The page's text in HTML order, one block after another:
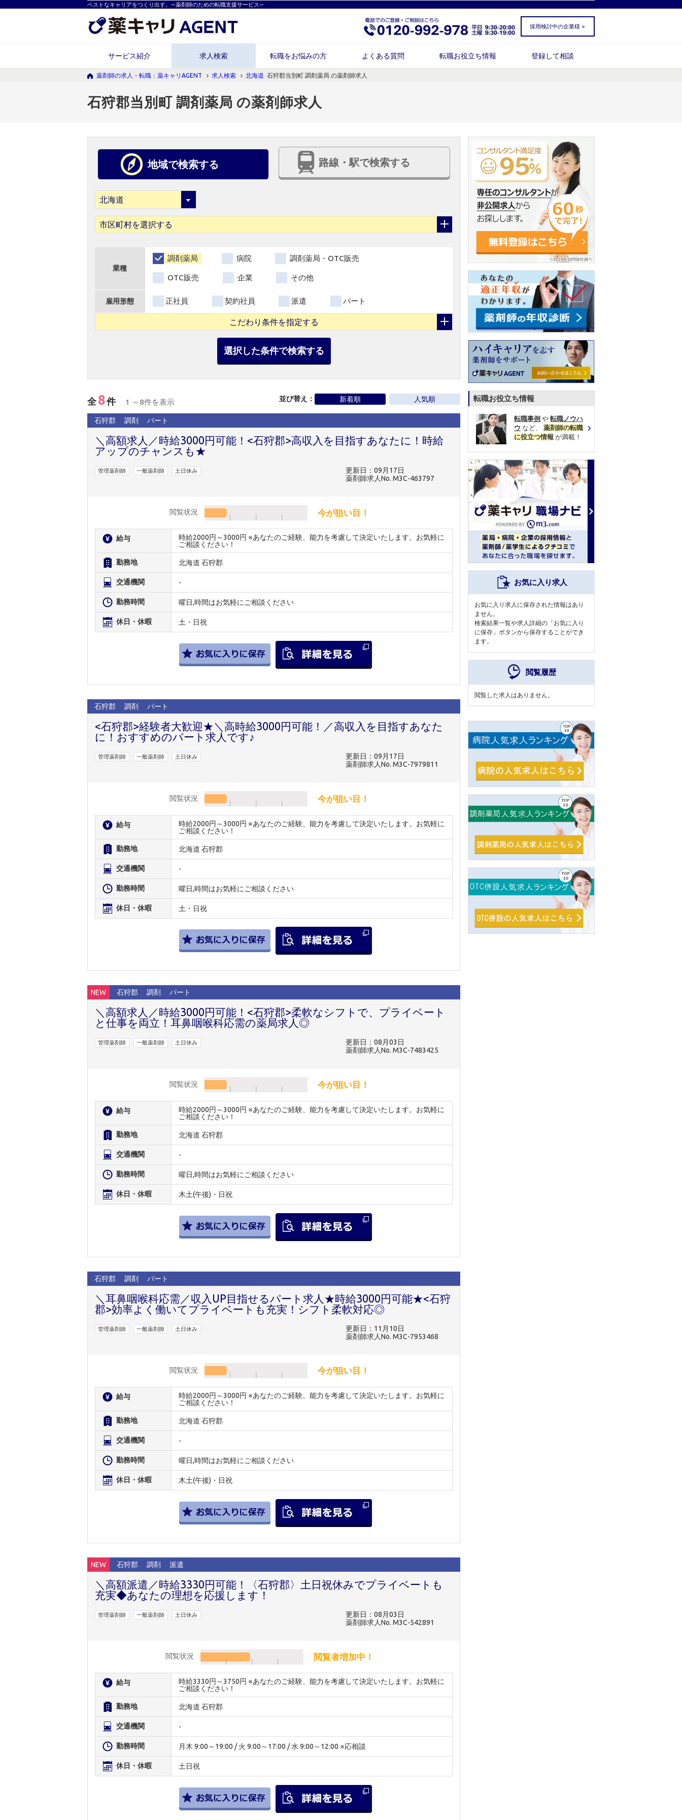
ベストなキャリアをつくり出す。―薬剤師のための転職支援サービス―
採用検討中の企業様 >
サービス紹介 求人検索 転職をお悩みの方 よくある質問 転職お役立ち情報 登録して相談
薬剤師の求人・転職：薬キャリAGENT 求人検索 北海道 石狩郡当別町 調剤薬局 の薬剤師求人
石狩郡当別町 調剤薬局 の薬剤師求人
地域で検索する 路線・駅で検索する
市区町村を選択する
業種
調剤薬局 病院 調剤薬局・OTC販売
OTC販売 企業 その他
雇用形態 正社員 契約社員 派遣 パート
こだわり条件を指定する
選択した条件で検索する
全 8件 1 ～8件を表示 並び替え： 新着順 人気順
石狩郡 調剤 パート
＼高額求人／時給3000円可能！<石狩郡>高収入を目指すあなたに！時給
アップのチャンスも★
管理薬剤師 一般薬剤師 土日休み
更新日：09月17日
薬剤師求人No. M3C-463797
閲覧状況 今が狙い目！
給与
時給2000円～3000円 ※あなたのご経験、能力を考慮して決定いたします。お気軽に
ご相談ください！
勤務地 北海道 石狩郡
交通機関 -
勤務時間 曜日,時間はお気軽にご相談ください
休日・休暇 土・日祝
石狩郡 調剤 パート
<石狩郡>経験者大歓迎★＼高時給3000円可能！／高収入を目指すあなた
に！おすすめのパート求人です♪
管理薬剤師 一般薬剤師 土日休み
更新日：09月17日
薬剤師求人No. M3C-7979811
閲覧状況 今が狙い目！
給与
時給2000円～3000円 ※あなたのご経験、能力を考慮して決定いたします。お気軽に
ご相談ください！
勤務地 北海道 石狩郡
交通機関 -
勤務時間 曜日,時間はお気軽にご相談ください
休日・休暇 土・日祝
NEW 石狩郡 調剤 パート
＼高額求人／時給3000円可能！<石狩郡>柔軟なシフトで、プライベート
と仕事を両立！耳鼻咽喉科応需の薬局求人◎
管理薬剤師 一般薬剤師 土日休み
更新日：08月03日
薬剤師求人No. M3C-7483425
閲覧状況 今が狙い目！
給与
時給2000円～3000円 ※あなたのご経験、能力を考慮して決定いたします。お気軽に
ご相談ください！
勤務地 北海道 石狩郡
交通機関 -
勤務時間 曜日,時間はお気軽にご相談ください
休日・休暇 木土(午後)・日祝
石狩郡 調剤 パート
＼耳鼻咽喉科応需／収入UP目指せるパート求人★時給3000円可能★<石狩
郡>効率よく働いてプライベートも充実！シフト柔軟対応◎
管理薬剤師 一般薬剤師 土日休み
更新日：11月10日
薬剤師求人No. M3C-7953468
閲覧状況 今が狙い目！
給与
時給2000円～3000円 ※あなたのご経験、能力を考慮して決定いたします。お気軽に
ご相談ください！
勤務地 北海道 石狩郡
交通機関 -
勤務時間 曜日,時間はお気軽にご相談ください
休日・休暇 木土(午後)・日祝
NEW 石狩郡 調剤 派遣
＼高額派遣／時給3330円可能！〈石狩郡〉土日祝休みでプライベートも
充実◆あなたの理想を応援します！
管理薬剤師 一般薬剤師 土日休み
更新日：08月03日
薬剤師求人No. M3C-542891
閲覧状況 閲覧者増加中！
給与
時給3330円～3750円 ※あなたのご経験、能力を考慮して決定いたします。お気軽に
ご相談ください！
勤務地 北海道 石狩郡
交通機関 -
勤務時間 月木 9:00～19:00 / 火 9:00～17:00 / 水 9:00～12:00 ※応相談
休日・休暇 土日祝
転職お役立ち情報
転職事例 や 転職ノウハ
ウ など、 薬剤師の転職
に役立つ情報 が満載！
お気に入り求人
お気に入り求人に保存された情報はあり
ません。
検索結果一覧や求人詳細の「お気に入り
に保存」ボタンから保存することができ
ます。
閲覧履歴
閲覧した求人はありません。